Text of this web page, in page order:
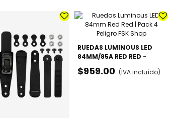
RUEDAS LUMINOUS LED
84MM/85A RED RED -
PACK X4
$959.00 (IVA incluído)